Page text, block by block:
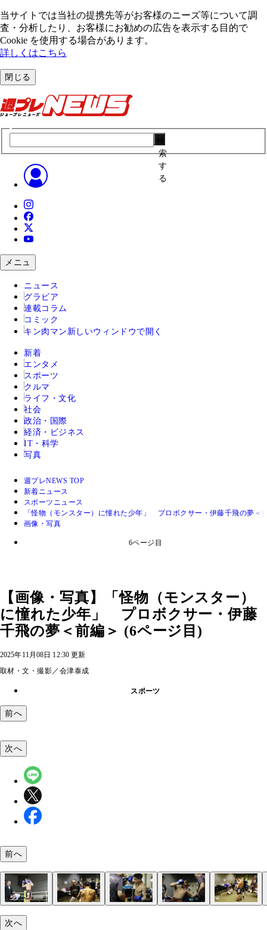
当サイトでは当社の提携先等がお客様のニーズ等について調
査・分析したり、お客様にお勧めの広告を表⽰する⽬的で
Cookie を使⽤する場合があります。
詳しくはこちら
閉じる
索
す
る
メニュ
ニュース
グラビア
連載コラム
コミック
キン肉マン 新しいウィンドウで開く
新着
エンタメ
スポーツ
クルマ
ライフ・文化
社会
政治・国際
経済・ビジネス
IT・科学
写真
週プレNEWS TOP
新着ニュース
スポーツニュース
「怪物（モンスター）に憧れた少年」 プロボクサー・伊藤千飛の夢＜
画像・写真
6ページ目
【画像・写真】「怪物（モンスター）
に憧れた少年」 プロボクサー・伊藤
千飛の夢＜前編＞ (6ページ目)
2025年11月08日 12:30 更新
取材・文・撮影／会津泰成
スポーツ
前へ
次へ
前へ
次へ